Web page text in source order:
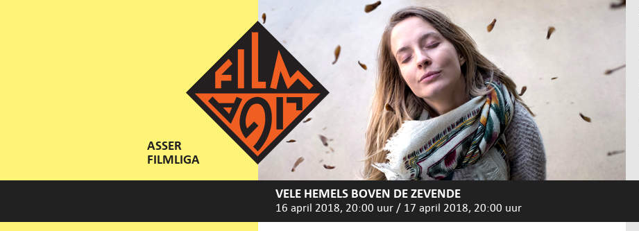
ASSER
FILMLIGA
VELE HEMELS BOVEN DE ZEVENDE
16 april 2018, 20:00 uur / 17 april 2018, 20:00 uur